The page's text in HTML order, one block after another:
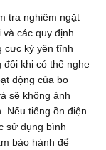
tra nghiêm ngặt
các quy định
cực kỳ yên tĩnh
khi có thể nghe
động của bo
sẽ không ảnh
Nếu tiếng ồn điện
sử dụng bình
bảo hành để